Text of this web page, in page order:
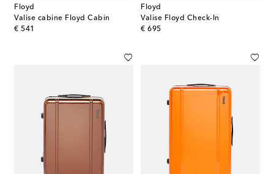
Floyd
Valise cabine Floyd Cabin
€ 541
original price
Floyd
Valise Floyd Check-In
€ 695
original price